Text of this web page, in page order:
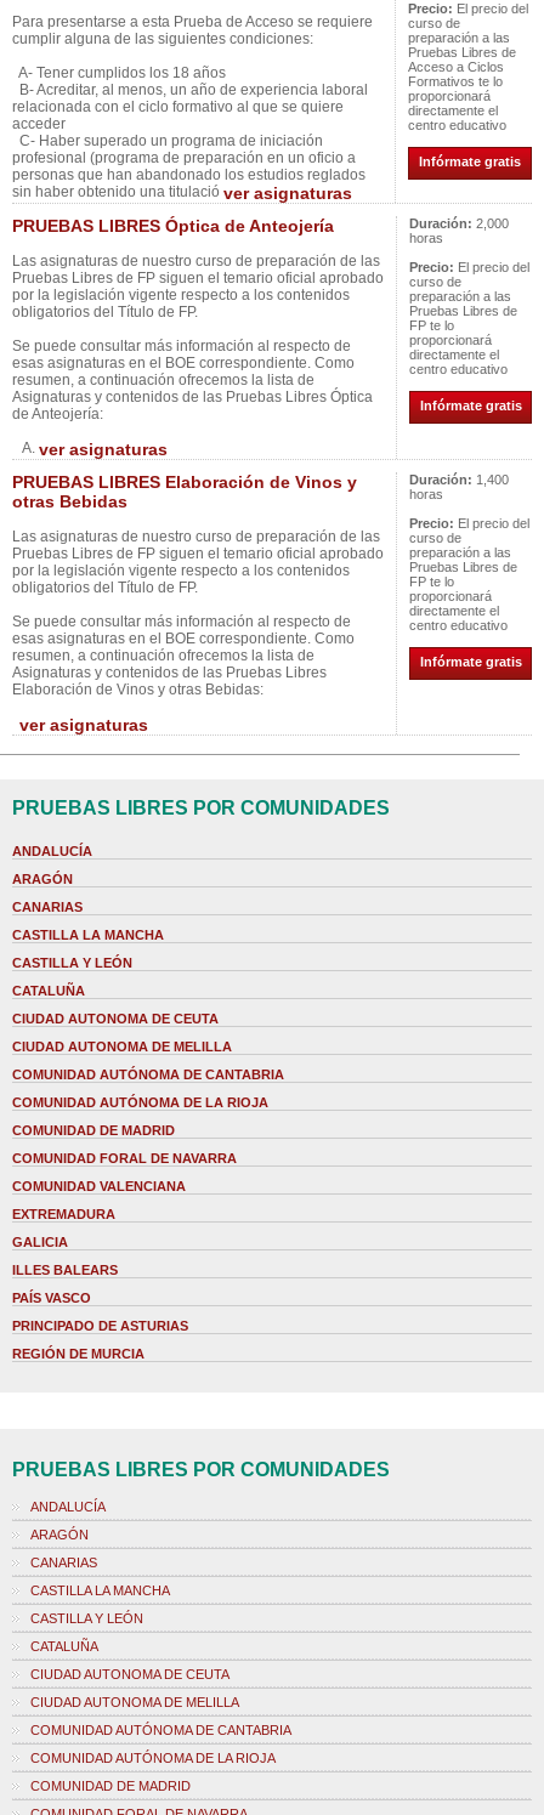
Para presentarse a esta Prueba de Acceso se requiere
cumplir alguna de las siguientes condiciones:
A- Tener cumplidos los 18 años
B- Acreditar, al menos, un año de experiencia laboral
relacionada con el ciclo formativo al que se quiere
acceder
C- Haber superado un programa de iniciación
profesional (programa de preparación en un oficio a
personas que han abandonado los estudios reglados
sin haber obtenido una titulació ver asignaturas
Precio: El precio del
curso de
preparación a las
Pruebas Libres de
Acceso a Ciclos
Formativos te lo
proporcionará
directamente el
centro educativo
Infórmate gratis
PRUEBAS LIBRES Óptica de Anteojería
Las asignaturas de nuestro curso de preparación de las
Pruebas Libres de FP siguen el temario oficial aprobado
por la legislación vigente respecto a los contenidos
obligatorios del Título de FP.
Se puede consultar más información al respecto de
esas asignaturas en el BOE correspondiente. Como
resumen, a continuación ofrecemos la lista de
Asignaturas y contenidos de las Pruebas Libres Óptica
de Anteojería:
A. ver asignaturas
Duración: 2,000
horas
Precio: El precio del
curso de
preparación a las
Pruebas Libres de
FP te lo
proporcionará
directamente el
centro educativo
Infórmate gratis
PRUEBAS LIBRES Elaboración de Vinos y
otras Bebidas
Las asignaturas de nuestro curso de preparación de las
Pruebas Libres de FP siguen el temario oficial aprobado
por la legislación vigente respecto a los contenidos
obligatorios del Título de FP.
Se puede consultar más información al respecto de
esas asignaturas en el BOE correspondiente. Como
resumen, a continuación ofrecemos la lista de
Asignaturas y contenidos de las Pruebas Libres
Elaboración de Vinos y otras Bebidas:
ver asignaturas
Duración: 1,400
horas
Precio: El precio del
curso de
preparación a las
Pruebas Libres de
FP te lo
proporcionará
directamente el
centro educativo
Infórmate gratis
PRUEBAS LIBRES POR COMUNIDADES
ANDALUCÍA
ARAGÓN
CANARIAS
CASTILLA LA MANCHA
CASTILLA Y LEÓN
CATALUÑA
CIUDAD AUTONOMA DE CEUTA
CIUDAD AUTONOMA DE MELILLA
COMUNIDAD AUTÓNOMA DE CANTABRIA
COMUNIDAD AUTÓNOMA DE LA RIOJA
COMUNIDAD DE MADRID
COMUNIDAD FORAL DE NAVARRA
COMUNIDAD VALENCIANA
EXTREMADURA
GALICIA
ILLES BALEARS
PAÍS VASCO
PRINCIPADO DE ASTURIAS
REGIÓN DE MURCIA
PRUEBAS LIBRES POR COMUNIDADES
ANDALUCÍA
ARAGÓN
CANARIAS
CASTILLA LA MANCHA
CASTILLA Y LEÓN
CATALUÑA
CIUDAD AUTONOMA DE CEUTA
CIUDAD AUTONOMA DE MELILLA
COMUNIDAD AUTÓNOMA DE CANTABRIA
COMUNIDAD AUTÓNOMA DE LA RIOJA
COMUNIDAD DE MADRID